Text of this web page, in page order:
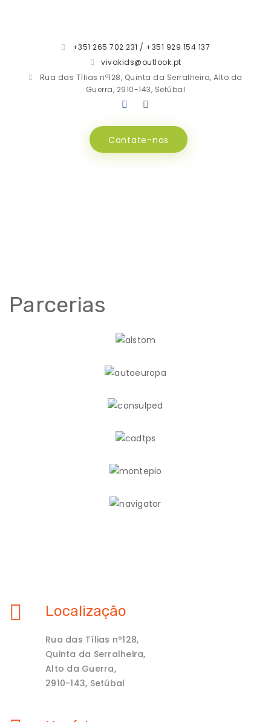
+351 265 702 231 / +351 929 154 137
vivakids@outlook.pt
Rua das Tílias nº128, Quinta da Serralheira, Alto da
Guerra, 2910-143, Setúbal
Contate-nos
Parcerias
Localização
Rua das Tílias nº128,
Quinta da Serralheira,
Alto da Guerra,
2910-143, Setúbal